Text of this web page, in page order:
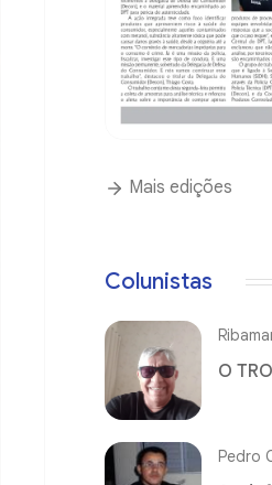
Mais edições
Colunistas
O
Pedro